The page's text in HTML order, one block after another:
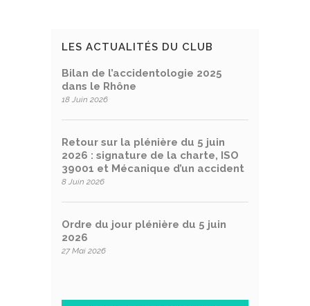
LES ACTUALITÉS DU CLUB
Bilan de l’accidentologie 2025
dans le Rhône
18 Juin 2026
Retour sur la plénière du 5 juin
2026 : signature de la charte, ISO
39001 et Mécanique d’un accident
8 Juin 2026
Ordre du jour plénière du 5 juin
2026
27 Mai 2026